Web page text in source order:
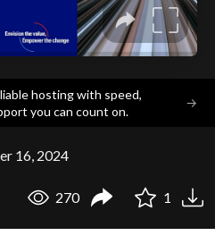
hosting with speed,
you can count on.
→
16, 2024
270 1